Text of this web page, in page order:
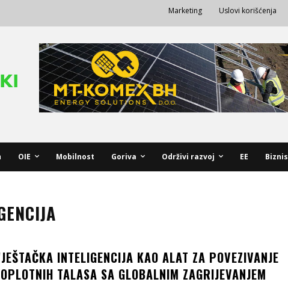
Marketing Uslovi korišćenja
OIE Mobilnost Goriva Održivi razvoj EE Biznis
INTELIGENCIJA KAO ALAT ZA POVEZIVANJE
TALASA SA GLOBALNIM ZAGRIJEVANJEM